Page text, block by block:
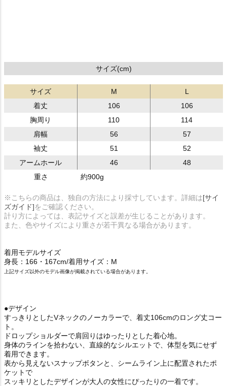
サイズ(cm)
サイズ M
L
着丈
106
106
胸周り
110
114
肩幅
56
57
袖丈
51
52
アームホール
46
48
重さ
約900g
※こちらの商品は、独自の方法により採寸しています。詳細は[サイ
ズガイド]をご確認ください。
計り方によっては、表記サイズと誤差が生じることがあります。
また、色やサイズにより重さが若干異なる場合があります。
着用モデルサイズ
身長：166・167cm/着用サイズ：M
上記サイズ以外のモデル画像が掲載されている場合があります。
●デザイン
すっきりとしたVネックのノーカラーで、着丈106cmのロング丈コー
ト。
ドロップショルダーで肩回りはゆったりとした着心地。
身体のラインを拾わない、直線的なシルエットで、体型を気にせず
着用できます。
表から見えないスナップボタンと、シームライン上に配置されたポ
ケットで
スッキリとしたデザインが大人の女性にぴったりの一着です。